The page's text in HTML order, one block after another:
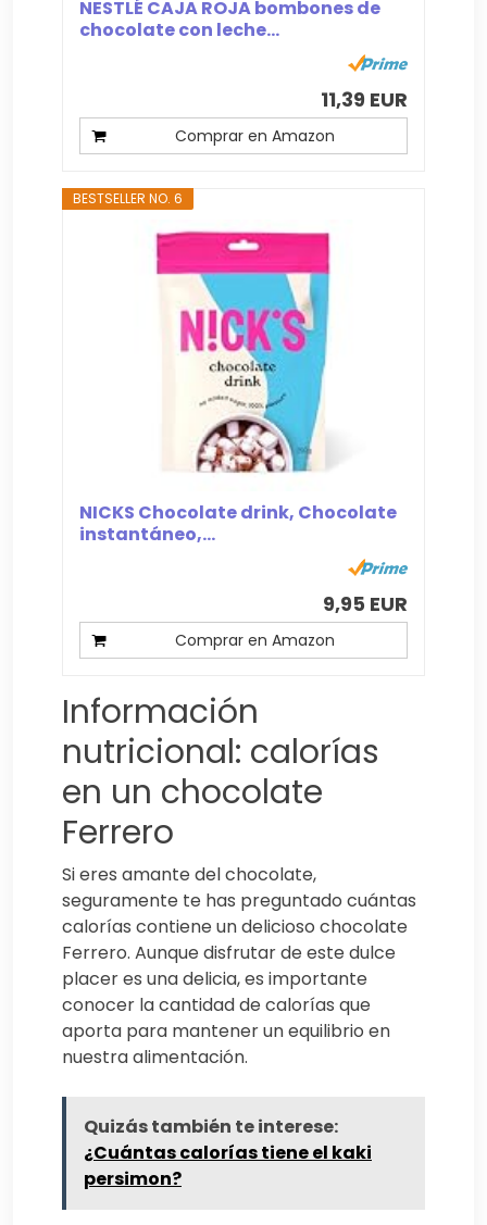
NESTLÉ CAJA ROJA bombones de
chocolate con leche...
11,39 EUR
Comprar en Amazon
BESTSELLER NO. 6
NICKS Chocolate drink, Chocolate
instantáneo,...
9,95 EUR
Comprar en Amazon
Información
nutricional: calorías
en un chocolate
Ferrero
Si eres amante del chocolate,
seguramente te has preguntado cuántas
calorías contiene un delicioso chocolate
Ferrero. Aunque disfrutar de este dulce
placer es una delicia, es importante
conocer la cantidad de calorías que
aporta para mantener un equilibrio en
nuestra alimentación.
Quizás también te interese:
¿Cuántas calorías tiene el kaki
persimon?